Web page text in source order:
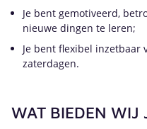
Je bent gemotiveerd,
nieuwe dingen te leren;
Je bent flexibel inzetbaar
zaterdagen.
WAT BIEDEN WIJ